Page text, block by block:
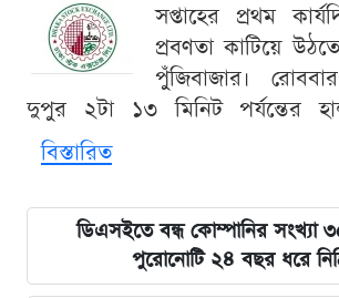
সপ্তাহের প্রথম
প্রবণতা কাটিয়ে
পুঁজিবাজার।
দুপুর ২টা ১৩ মিনিট পর্যন্তের
বিস্তারিত
ডিএসইতে বন্ধ কোম্পানির সংখ্যা
পুরোনোটি ২৪ বছর ধরে